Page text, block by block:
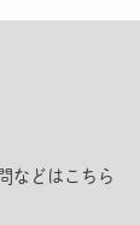
などはこちら